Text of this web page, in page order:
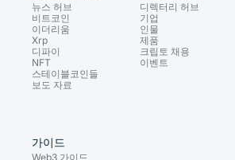
뉴스 허브
비트코인
이더리움
Xrp
디파이
NFT
스테이블코인들
보도 자료
디렉터리 허브
기업
인물
제품
크립토 채용
이벤트
가이드
Web3 가이드